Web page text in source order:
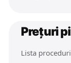
Prețuri
Lista